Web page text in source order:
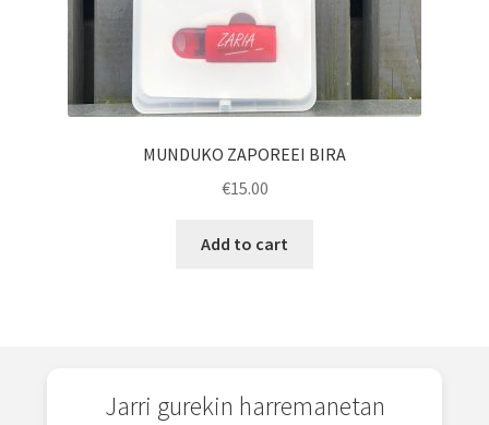
MUNDUKO ZAPOREEI BIRA
€15.00
Add to cart
Jarri gurekin harremanetan